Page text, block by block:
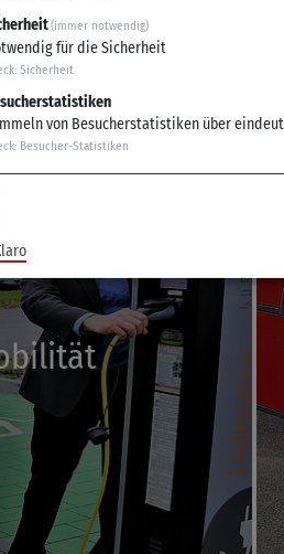
(immer notwendig)
für die Sicherheit
: Sicherheit
von Besucherstatistiken über
: Besucher-Statistiken